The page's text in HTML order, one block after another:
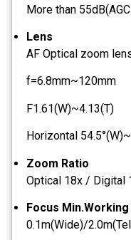
More than
Lens
AF Optical zoom
f=6.8mm~120mm
F1.61(W)~4.13(T)
Horizontal
Zoom Ratio
Optical 18x / Digital
Focus
0.1m(Wide)/